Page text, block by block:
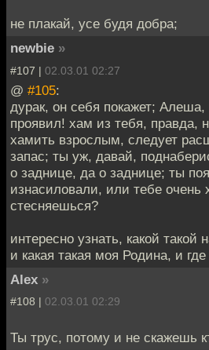
не плакай, усе будя добра;
newbie »
#107 | 02.03.01 02:27
@ #105:
дурак, он себя покажет;
проявил! хам из тебя, правда,
хамить взрослым, следует
запас; ты уж, давай,
о заднице, да о заднице; ты
изнасиловали, или тебе очень
стесняешься?
интересно узнать, какой
и какая такая моя Родина, и
Alex »
#108 | 02.03.01 02:29
Ты трус, потому и не скажешь